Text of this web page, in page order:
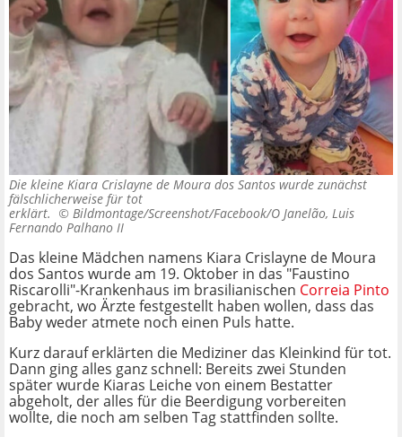
Die kleine Kiara Crislayne de Moura dos Santos wurde zunächst
fälschlicherweise für tot
erklärt. © Bildmontage/Screenshot/Facebook/O Janelão, Luis
Fernando Palhano II
Das kleine Mädchen namens Kiara Crislayne de Moura
dos Santos wurde am 19. Oktober in das "Faustino
Riscarolli"-Krankenhaus im brasilianischen Correia Pinto
gebracht, wo Ärzte festgestellt haben wollen, dass das
Baby weder atmete noch einen Puls hatte.
Kurz darauf erklärten die Mediziner das Kleinkind für tot.
Dann ging alles ganz schnell: Bereits zwei Stunden
später wurde Kiaras Leiche von einem Bestatter
abgeholt, der alles für die Beerdigung vorbereiten
wollte, die noch am selben Tag stattfinden sollte.